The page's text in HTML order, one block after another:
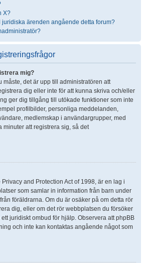
X?
juridiska ärenden angående detta forum?
mig?
måste, det är upp till administratören att
dig eller inte för att kunna skriva och/eller
ger dig tillgång till utökade funktioner som inte
profilbilder, personliga meddelanden,
medlemskap i användargrupper, med
minuter att registrera sig, så det
and Protection Act of 1998, är en lag i
som samlar in information från barn under
föräldrarna. Om du är osäker på om detta rör
dig, eller om det rör webbplatsen du försöker
juridiskt ombud för hjälp. Observera att phpBB
och inte kan kontaktas angående något som